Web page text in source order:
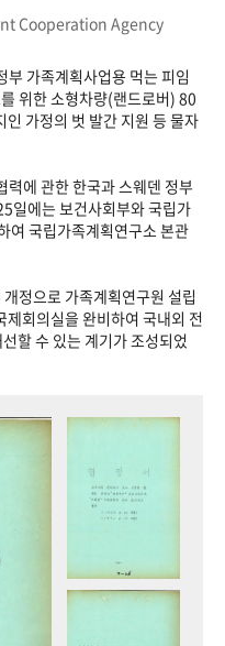
박물 영상 기록물
+1주년 광장
Cooperation Agency
가족계획사업용 먹는 피임
위한 소형차량(랜드로버) 80
가정의 벗 발간 지원 등 물자
에 관한 한국과 스웨덴 정부
일에는 보건사회부와 국립가
여 국립가족계획연구소 본관
정으로 가족계획연구원 설립
회의실을 완비하여 국내외 전
할 수 있는 계기가 조성되었